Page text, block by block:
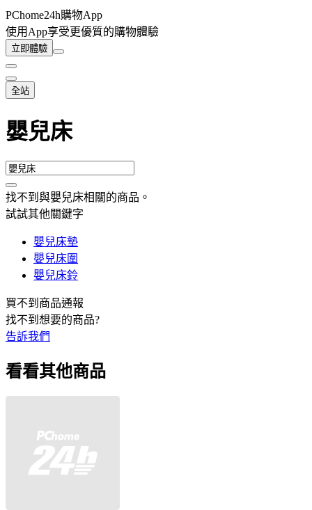
PChome24h購物App
使用App享受更優質的購物體驗
立即體驗
全站
嬰兒床
找不到與嬰兒床相關的商品 。
試試其他關鍵字
嬰兒床墊
嬰兒床圍
嬰兒床鈴
買不到商品通報
找不到想要的商品?
告訴我們
看看其他商品